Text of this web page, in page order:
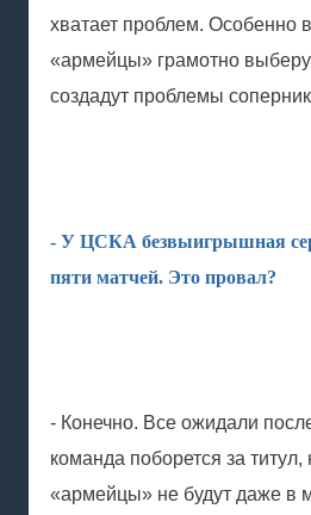
хватает проблем. Особенно
«армейцы» грамотно
создадут проблемы
- У ЦСКА безвыигрышная
пяти матчей. Это провал?
- Конечно. Все ожидали
команда поборется за титул,
«армейцы» не будут даже в